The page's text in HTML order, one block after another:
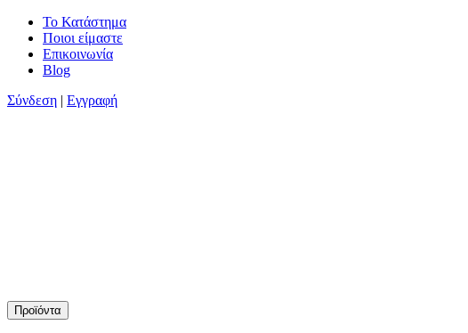
Skip
content
Το Κατάστημα
Ποιοι είμαστε
Επικοινωνία
Blog
Σύνδεση | Εγγραφή
Timamopoulos.gr
45 χρόνια πρώτοι στο ποδήλατο
Προϊόντα